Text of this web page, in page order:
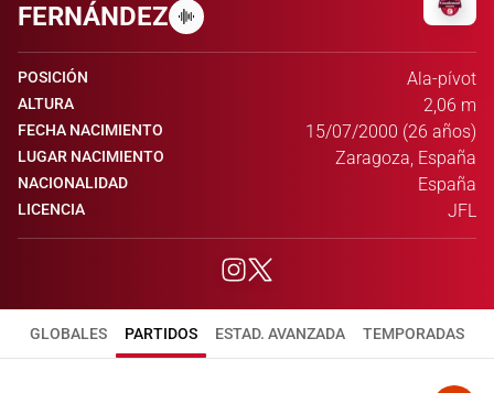
FERNÁNDEZ
POSICIÓN Ala-pívot
ALTURA 2,06 m
FECHA NACIMIENTO 15/07/2000 (26 años)
LUGAR NACIMIENTO Zaragoza, España
NACIONALIDAD España
LICENCIA JFL
GLOBALES PARTIDOS ESTAD. AVANZADA TEMPORADAS